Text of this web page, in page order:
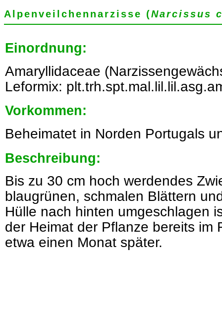
Alpenveilchennarzisse (Narcissus
Einordnung:
Amaryllidaceae
Leformix:
Vorkommen:
Beheimatet in Norden Portugals
Beschreibung:
Bis zu 30 cm hoch werdendes
blaugrünen, schmalen Blättern
Hülle nach hinten umgeschlagen
der Heimat der Pflanze bereits im
etwa einen Monat später.